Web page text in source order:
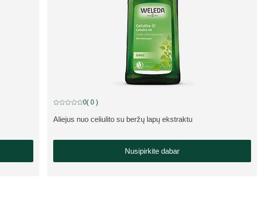
APIE PRODUKTĄ:
Aliejus nuo celiulito su beržų lapų ekstraktu
Dabartinis įvertinimas: 0 iš 5 žvaigždučių įvertino 0 klientų
0( 0 )
Nusipirkite dabar